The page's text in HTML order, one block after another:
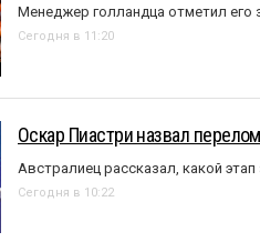
Менеджер голландца отметил его
Сегодня в 11:20
Оскар Пиастри назвал
Австралиец рассказал, какой
Сегодня в 10:22